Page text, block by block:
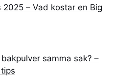
2025 – Vad kostar en Big
samma sak? –